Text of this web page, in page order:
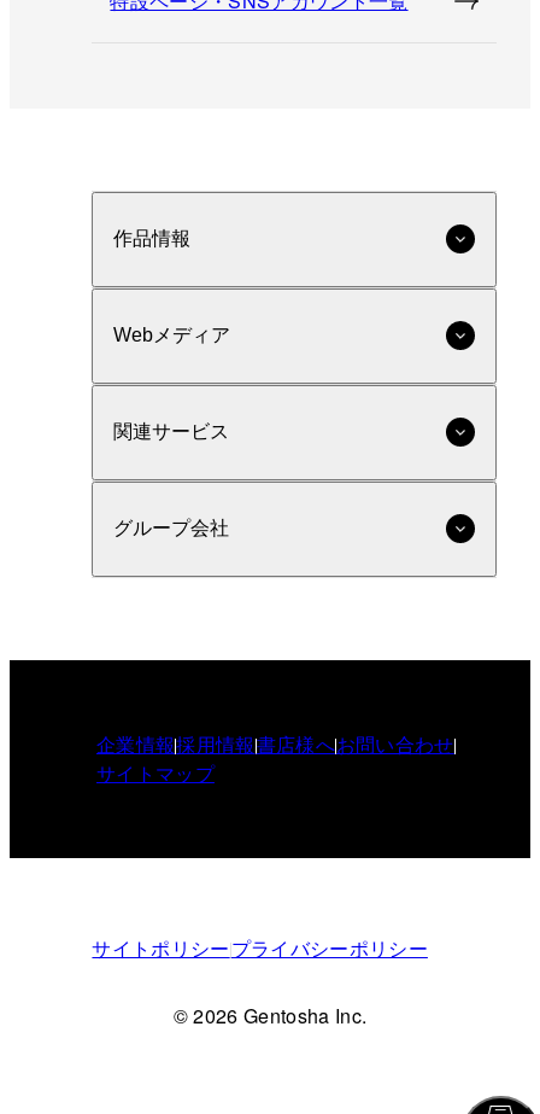
作品情報
Webメディア
関連サービス
グループ会社
企業情報採用情報書店様へお問い合わせ
サイトマップ
サイトポリシープライバシーポリシー
© 2026 Gentosha Inc.